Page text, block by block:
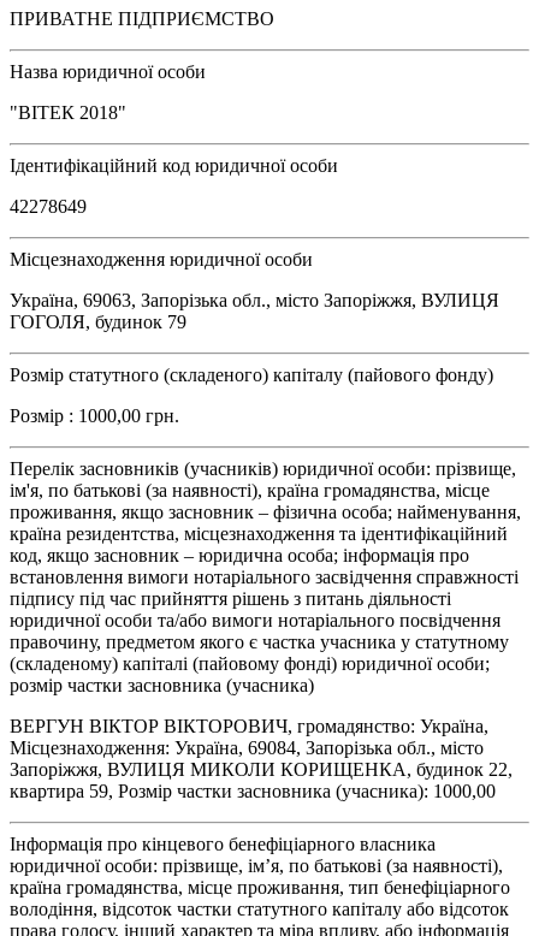
ПРИВАТНЕ ПІДПРИЄМСТВО
Назва юридичної особи
"ВІТЕК 2018"
Ідентифікаційний код юридичної особи
42278649
Місцезнаходження юридичної особи
Україна, 69063, Запорізька обл., місто Запоріжжя, ВУЛИЦЯ
ГОГОЛЯ, будинок 79
Розмір статутного (складеного) капіталу (пайового фонду)
Розмір : 1000,00 грн.
Перелік засновників (учасників) юридичної особи: прізвище,
ім'я, по батькові (за наявності), країна громадянства, місце
проживання, якщо засновник – фізична особа; найменування,
країна резидентства, місцезнаходження та ідентифікаційний
код, якщо засновник – юридична особа; інформація про
встановлення вимоги нотаріального засвідчення справжності
підпису під час прийняття рішень з питань діяльності
юридичної особи та/або вимоги нотаріального посвідчення
правочину, предметом якого є частка учасника у статутному
(складеному) капіталі (пайовому фонді) юридичної особи;
розмір частки засновника (учасника)
ВЕРГУН ВІКТОР ВІКТОРОВИЧ, громадянство: Україна,
Місцезнаходження: Україна, 69084, Запорізька обл., місто
Запоріжжя, ВУЛИЦЯ МИКОЛИ КОРИЩЕНКА, будинок 22,
квартира 59, Розмір частки засновника (учасника): 1000,00
Інформація про кінцевого бенефіціарного власника
юридичної особи: прізвище, ім’я, по батькові (за наявності),
країна громадянства, місце проживання, тип бенефіціарного
володіння, відсоток частки статутного капіталу або відсоток
права голосу, інший характер та міра впливу, або інформація